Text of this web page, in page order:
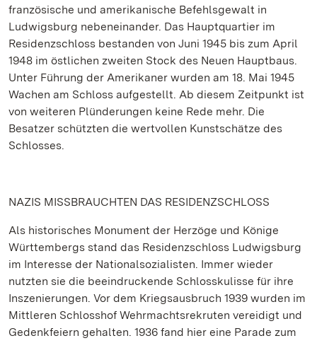
französische und amerikanische Befehlsgewalt in
Ludwigsburg nebeneinander. Das Hauptquartier im
Residenzschloss bestanden von Juni 1945 bis zum April
1948 im östlichen zweiten Stock des Neuen Hauptbaus.
Unter Führung der Amerikaner wurden am 18. Mai 1945
Wachen am Schloss aufgestellt. Ab diesem Zeitpunkt ist
von weiteren Plünderungen keine Rede mehr. Die
Besatzer schützten die wertvollen Kunstschätze des
Schlosses.
NAZIS MISSBRAUCHTEN DAS RESIDENZSCHLOSS
Als historisches Monument der Herzöge und Könige
Württembergs stand das Residenzschloss Ludwigsburg
im Interesse der Nationalsozialisten. Immer wieder
nutzten sie die beeindruckende Schlosskulisse für ihre
Inszenierungen. Vor dem Kriegsausbruch 1939 wurden im
Mittleren Schlosshof Wehrmachtsrekruten vereidigt und
Gedenkfeiern gehalten. 1936 fand hier eine Parade zum